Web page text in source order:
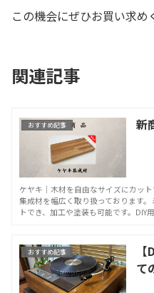
この機会にぜひお買い求め
関連記事
おすすめ記事 新
ケヤキ｜木材を自由なサイズにカッ
集成材を幅広く取り扱っております
トでき、加工や塗装も可能です。DIY
おすすめ記事
て